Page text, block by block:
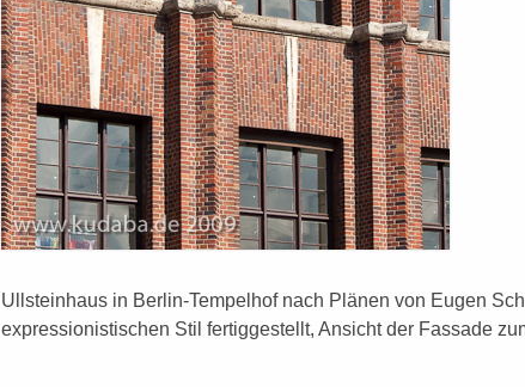
Ullsteinhaus in Berlin-Tempelhof nach Plänen von Eugen
expressionistischen Stil fertiggestellt, Ansicht der Fassade